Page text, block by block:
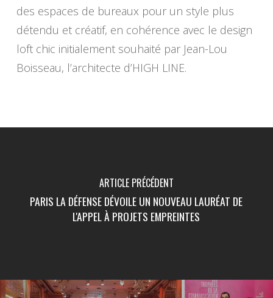
des espaces de bureaux pour un style plus
détendu et créatif, en cohérence avec le design
loft chic initialement souhaité par Jean-Lou
Boisseau, l’architecte d’HIGH LINE.
ARTICLE PRÉCÉDENT
PARIS LA DÉFENSE DÉVOILE UN NOUVEAU LAURÉAT DE
L'APPEL À PROJETS EMPREINTES